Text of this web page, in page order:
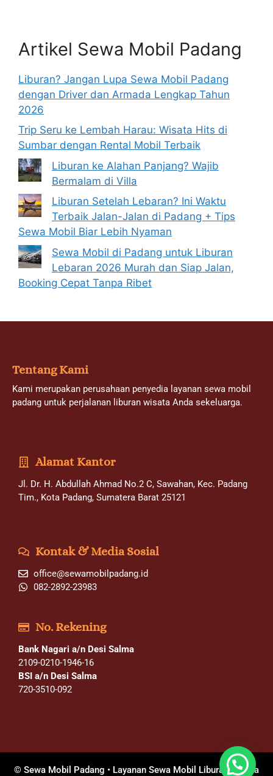
Artikel Sewa Mobil Padang
Liburan? Jangan Lupa Sewa Mobil Padang
dengan Driver dan Armada Lengkap Tahun
2026
Trip Seru ke Lembah Harau: Wisata Hits di
Sumbar dengan Rental Mobil Terbaik
Liburan ke Alahan Panjang? Wajib
Bermalam di Villa
Liburan Setelah Lebaran? Ini Waktu
Terbaik Jalan-Jalan di Padang + Tips
Sewa Mobil Biar Lebih Nyaman
Sewa Mobil di Padang untuk Liburan
Lebaran 2026 Murah dan Siap Jalan,
Booking Cepat Tanpa Ribet
Tentang Kami
Kami merupakan perusahaan penyedia layanan sewa mobil
padang untuk perjalanan liburan wisata Anda sekeluarga.
Alamat Kantor
Jl. Dr. H. Abdullah Ahmad No.2 C, Sawahan, Kec. Padang
Tim., Kota Padang, Sumatera Barat 25121
Kontak & Media Sosial
office@sewamobilpadang.id
082-2892-23983
No. Rekening
Bank Nagari a/n Desi Salma
2109-0210-1946-16
BSI a/n Desi Salma
720-3510-092
© Sewa Mobil Padang • Layanan Sewa Mobil Liburan Wisata